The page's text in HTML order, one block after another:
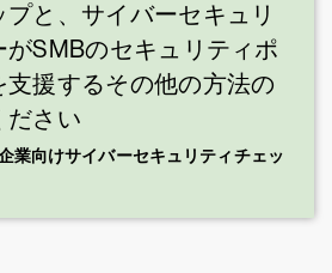
と、サイバーセキュリ
SMBのセキュリティポ
支援するその他の方法の
ださい
業向けサイバーセキュリティチェッ